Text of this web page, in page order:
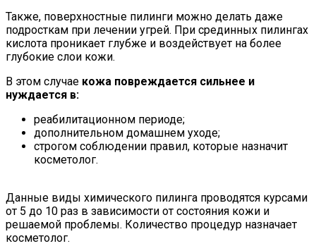
Также, поверхностные пилинги можно делать даже
подросткам при лечении угрей. При срединных пилингах
кислота проникает глубже и воздействует на более
глубокие слои кожи.
В этом случае кожа повреждается сильнее и
нуждается в:
реабилитационном периоде;
дополнительном домашнем уходе;
строгом соблюдении правил, которые назначит
косметолог.
Данные виды химического пилинга проводятся курсами
от 5 до 10 раз в зависимости от состояния кожи и
решаемой проблемы. Количество процедур назначает
косметолог.